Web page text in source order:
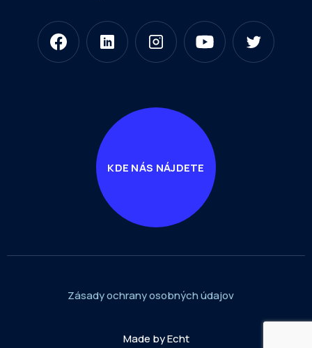
KDE NÁS NÁJDETE
Zásady ochrany osobných údajov
Made by Echt